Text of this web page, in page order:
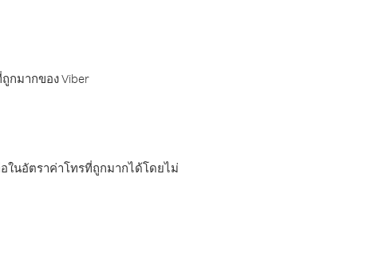
กมากของ Viber
ในอัตราค่าโทรที่ถูกมากได้โดยไม่